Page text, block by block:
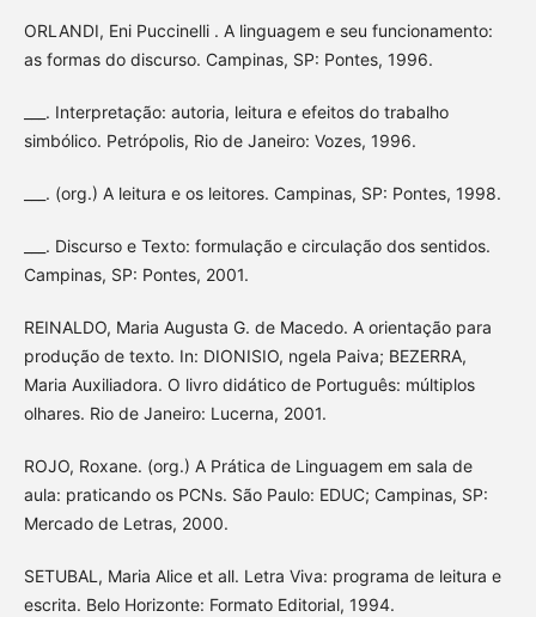
ORLANDI, Eni Puccinelli . A linguagem e seu funcionamento:
as formas do discurso. Campinas, SP: Pontes, 1996.
___. Interpretação: autoria, leitura e efeitos do trabalho
simbólico. Petrópolis, Rio de Janeiro: Vozes, 1996.
___. (org.) A leitura e os leitores. Campinas, SP: Pontes, 1998.
___. Discurso e Texto: formulação e circulação dos sentidos.
Campinas, SP: Pontes, 2001.
REINALDO, Maria Augusta G. de Macedo. A orientação para
produção de texto. In: DIONISIO, ngela Paiva; BEZERRA,
Maria Auxiliadora. O livro didático de Português: múltiplos
olhares. Rio de Janeiro: Lucerna, 2001.
ROJO, Roxane. (org.) A Prática de Linguagem em sala de
aula: praticando os PCNs. São Paulo: EDUC; Campinas, SP:
Mercado de Letras, 2000.
SETUBAL, Maria Alice et all. Letra Viva: programa de leitura e
escrita. Belo Horizonte: Formato Editorial, 1994.